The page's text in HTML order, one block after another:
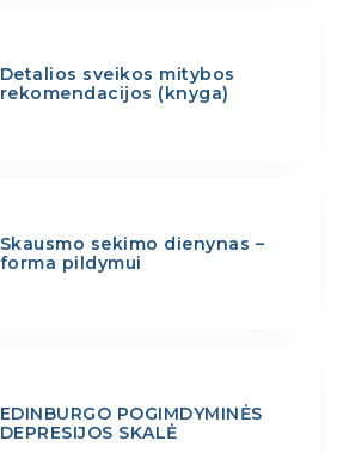
Detalios sveikos mitybos
rekomendacijos (knyga)
Skausmo sekimo dienynas –
forma pildymui
EDINBURGO POGIMDYMINĖS
DEPRESIJOS SKALĖ